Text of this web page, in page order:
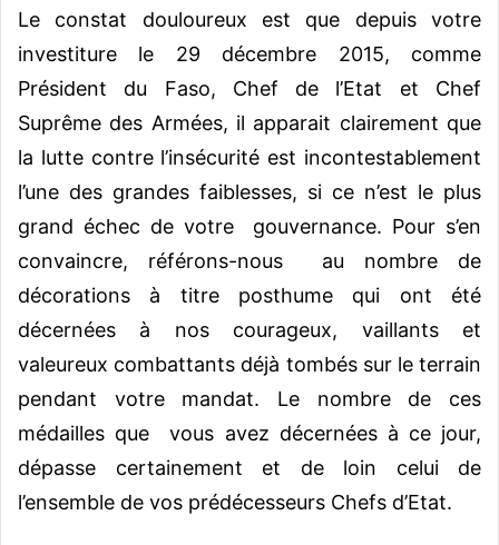
Le constat douloureux est que depuis votre
investiture le 29 décembre 2015, comme
Président du Faso, Chef de l’Etat et Chef
Suprême des Armées, il apparait clairement que
la lutte contre l’insécurité est incontestablement
l’une des grandes faiblesses, si ce n’est le plus
grand échec de votre gouvernance. Pour s’en
convaincre, référons-nous au nombre de
décorations à titre posthume qui ont été
décernées à nos courageux, vaillants et
valeureux combattants déjà tombés sur le terrain
pendant votre mandat. Le nombre de ces
médailles que vous avez décernées à ce jour,
dépasse certainement et de loin celui de
l’ensemble de vos prédécesseurs Chefs d’Etat.